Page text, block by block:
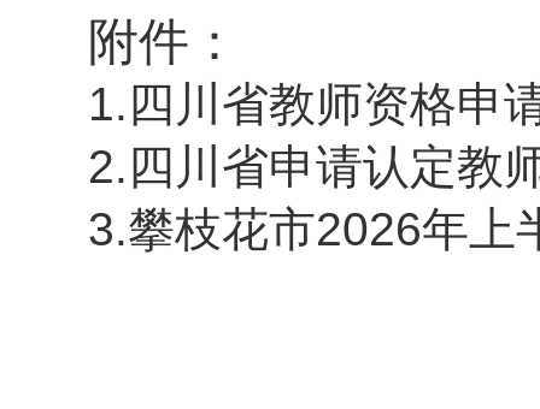
附件：
1.四川省教师资格申
2.四川省申请认定教
3.攀枝花市2026年上